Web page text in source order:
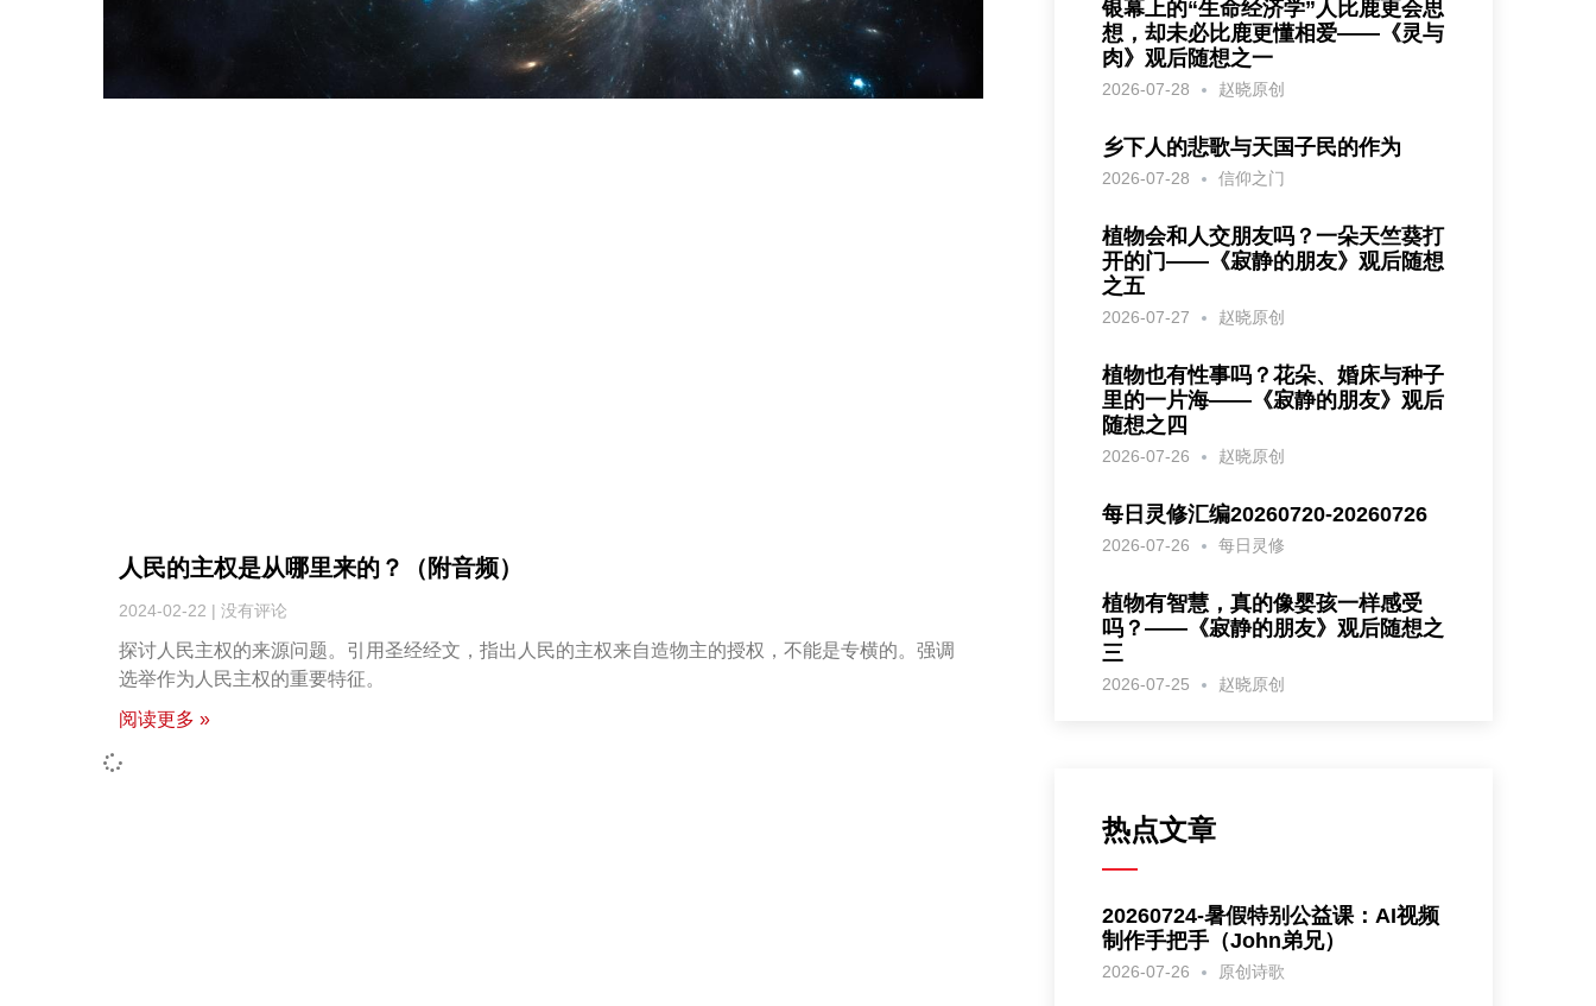
人民的主权是从哪里来的？（附音频）
2024-02-22 没有评论
探讨人民主权的来源问题。引用圣经经文，指出人民的主权来自造物主的授权，不能是专横的。强调
选举作为人民主权的重要特征。
阅读更多 »
银幕上的“生命经济学”人比鹿更会思
想，却未必比鹿更懂相爱——《灵与
肉》观后随想之一
2026-07-28 赵晓原创
乡下人的悲歌与天国子民的作为
2026-07-28 信仰之门
植物会和人交朋友吗？一朵天竺葵打
开的门——《寂静的朋友》观后随想
之五
2026-07-27 赵晓原创
植物也有性事吗？花朵、婚床与种子
里的一片海——《寂静的朋友》观后
随想之四
2026-07-26 赵晓原创
每日灵修汇编20260720-20260726
2026-07-26 每日灵修
植物有智慧，真的像婴孩一样感受
吗？——《寂静的朋友》观后随想之
三
2026-07-25 赵晓原创
热点文章
20260724-暑假特别公益课：AI视频
制作手把手（John弟兄）
2026-07-26 原创诗歌